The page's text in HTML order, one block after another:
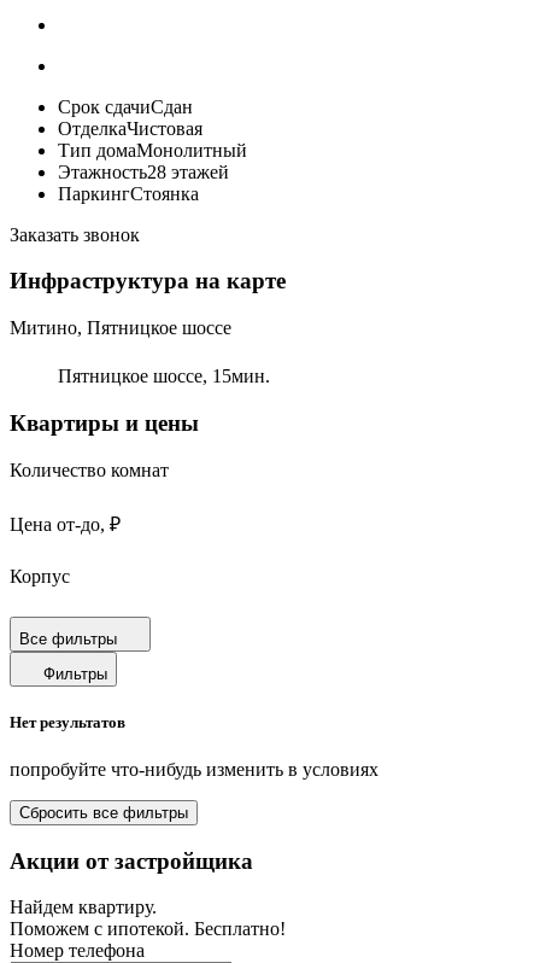
Срок сдачиСдан
ОтделкаЧистовая
Тип домаМонолитный
Этажность28 этажей
ПаркингСтоянка
Заказать звонок
Инфраструктура на карте
Митино, Пятницкое шоссе
Пятницкое шоссе, 15мин.
Квартиры и цены
Количество комнат
Цена от-до, ₽
Корпус
Срок сдачи
Площадь от-до, м²
Площадь кухни от-до, м²
Площадь балкона от-до, м²
Санузел
Этаж
Все фильтры
Фильтры
Нет результатов
попробуйте что-нибудь изменить в условиях
Сбросить все фильтры
Акции от застройщика
Найдем квартиру.
Поможем с ипотекой. Бесплатно!
Номер телефона